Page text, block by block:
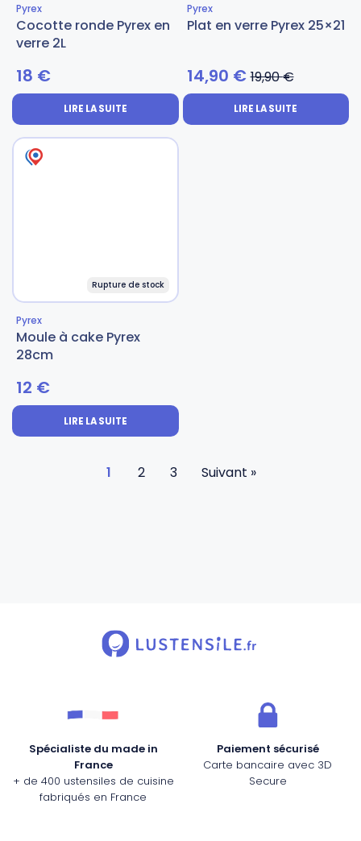
Pyrex
Cocotte ronde Pyrex en
verre 2L
18 €
LIRE LA SUITE
Pyrex
Plat en verre Pyrex 25×21
14,90 € 19,90€
LIRE LA SUITE
Rupture de stock
Pyrex
Moule à cake Pyrex
28cm
12 €
LIRE LA SUITE
1 2 3 Suivant »
Spécialiste du made in
France
+ de 400 ustensiles de cuisine
fabriqués en France
Paiement sécurisé
Carte bancaire avec 3D
Secure